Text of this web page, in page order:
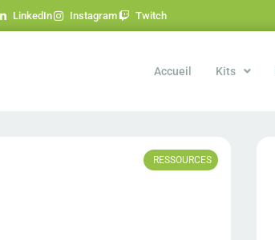
LinkedIn Instagram Twitch
Accueil Kits
RESSOURCES